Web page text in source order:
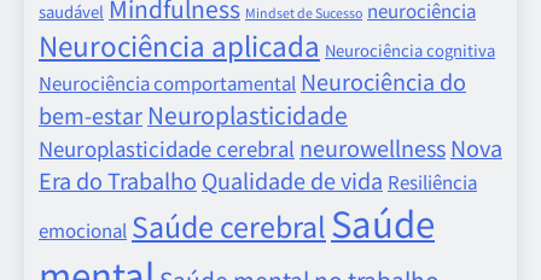
saudável Mindfulness Mindset de Sucesso neurociência
Neurociência aplicada Neurociência cognitiva
Neurociência comportamental Neurociência do
bem-estar Neuroplasticidade
Neuroplasticidade cerebral neurowellnessNova
Era do Trabalho Qualidade de vida Resiliência
emocional Saúde cerebralSaúde